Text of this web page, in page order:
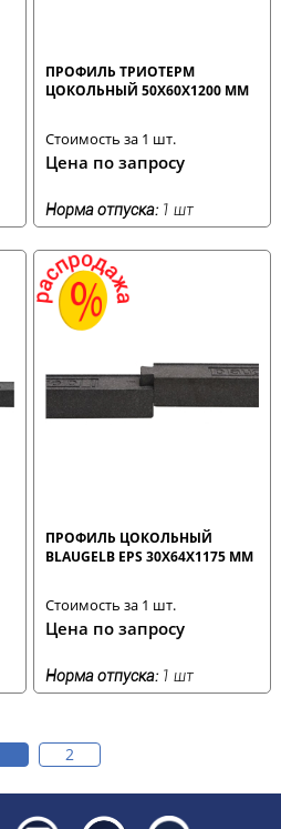
ПРОФИЛЬ ТРИОТЕРМ
ЦОКОЛЬНЫЙ 50Х60Х1200 ММ
Стоимость за 1 шт.
Цена по запросу
Норма отпуска: 1 шт
ПРОФИЛЬ ЦОКОЛЬНЫЙ
BLAUGELB EPS 30Х64Х1175 ММ
Стоимость за 1 шт.
Цена по запросу
Норма отпуска: 1 шт
2